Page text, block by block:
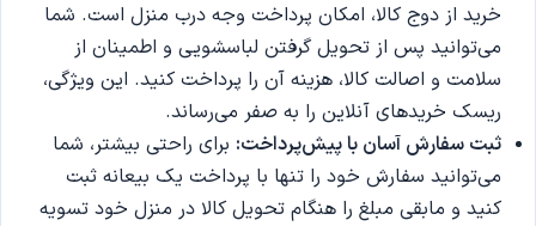
خرید از دوج کالا، امکان پرداخت وجه درب منزل است. شما
می‌توانید پس از تحویل گرفتن لباسشویی و اطمینان از
سلامت و اصالت کالا، هزینه آن را پرداخت کنید. این ویژگی،
ریسک خریدهای آنلاین را به صفر می‌رساند.
ثبت سفارش آسان با پیش‌پرداخت: برای راحتی بیشتر، شما
می‌توانید سفارش خود را تنها با پرداخت یک بیعانه ثبت
کنید و مابقی مبلغ را هنگام تحویل کالا در منزل خود تسویه